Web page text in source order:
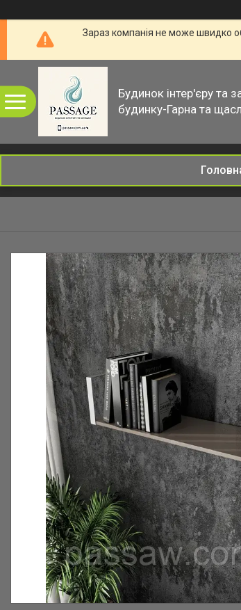
Зараз компанія не може швидко
Будинок інтер'єру та
будинку-Гарна та